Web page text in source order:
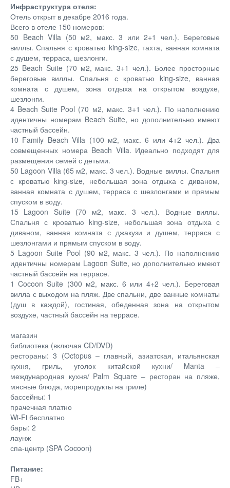
Инфраструктура отеля:
Отель открыт в декабре 2016 года.
Всего в отеле 150 номеров:
50 Beach Villa (50 м2, макс. 3 или 2+1 чел.). Береговые
виллы. Спальня с кроватью king-size, тахта, ванная комната
с душем, терраса, шезлонги.
25 Beach Suite (70 м2, макс. 3+1 чел.). Более просторные
береговые виллы. Спальня с кроватью king-size, ванная
комната с душем, зона отдыха на открытом воздухе,
шезлонги.
4 Beach Suite Pool (70 м2, макс. 3+1 чел.). По наполнению
идентичны номерам Beach Suite, но дополнительно имеют
частный бассейн.
10 Family Beach Villa (100 м2, макс. 6 или 4+2 чел.). Два
совмещенных номера Beach Villa. Идеально подходят для
размещения семей с детьми.
50 Lagoon Villa (65 м2, макс. 3 чел.). Водные виллы. Спальня
с кроватью king-size, небольшая зона отдыха с диваном,
ванная комната с душем, терраса с шезлонгами и прямым
спуском в воду.
15 Lagoon Suite (70 м2, макс. 3 чел.). Водные виллы.
Спальня с кроватью king-size, небольшая зона отдыха с
диваном, ванная комната с джакузи и душем, терраса с
шезлонгами и прямым спуском в воду.
5 Lagoon Suite Pool (90 м2, макс. 3 чел.). По наполнению
идентичны номерам Lagoon Suite, но дополнительно имеют
частный бассейн на террасе.
1 Cocoon Suite (300 м2, макс. 6 или 4+2 чел.). Береговая
вилла с выходом на пляж. Две спальни, две ванные комнаты
(душ в каждой), гостиная, обеденная зона на открытом
воздухе, частный бассейн на террасе.
магазин
библиотека (включая CD/DVD)
рестораны: 3 (Octopus – главный, азиатская, итальянская
кухня, гриль, уголок китайской кухни/ Manta –
международная кухня/ Palm Square – ресторан на пляже,
мясные блюда, морепродукты на гриле)
бассейны: 1
прачечная платно
Wi-Fi бесплатно
бары: 2
лаунж
спа-центр (SPA Cocoon)
Питание:
FB+